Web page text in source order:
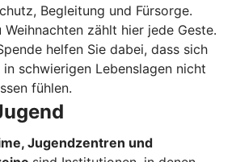
Begleitung und Fürsorge.
Weihnachten zählt hier jede Geste.
helfen Sie dabei, dass sich
in schwierigen Lebenslagen nicht
fühlen.
Jugendzentren und